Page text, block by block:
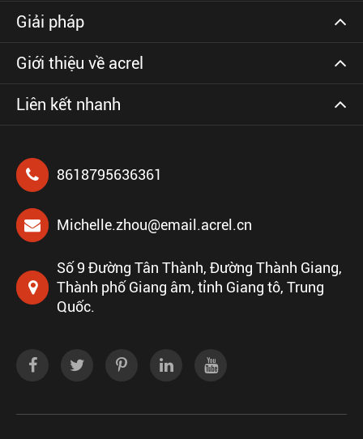
Giải pháp
Giới thiệu về acrel
Liên kết nhanh
8618795636361
Michelle.zhou@email.acrel.cn
Số 9 Đường Tân Thành, Đường Thành Giang,
Thành phố Giang âm, tỉnh Giang tô, Trung
Quốc.